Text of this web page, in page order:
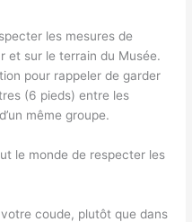
les mesures de
et sur le terrain du Musée.
pour rappeler de garder
(6 pieds) entre les
même groupe.
le monde de respecter les
coude, plutôt que dans